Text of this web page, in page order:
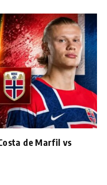
de Marfil vs